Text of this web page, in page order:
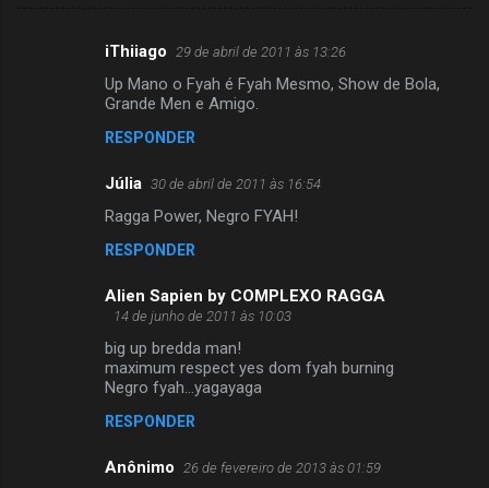
iThiiago 29 de abril de 2011 às 13:26
Up Mano o Fyah é Fyah Mesmo, Show de Bola,
Grande Men e Amigo.
RESPONDER
Júlia 30 de abril de 2011 às 16:54
Ragga Power, Negro FYAH!
RESPONDER
Alien Sapien by COMPLEXO RAGGA
14 de junho de 2011 às 10:03
big up bredda man!
maximum respect yes dom fyah burning
Negro fyah...yagayaga
RESPONDER
Anônimo 26 de fevereiro de 2013 às 01:59